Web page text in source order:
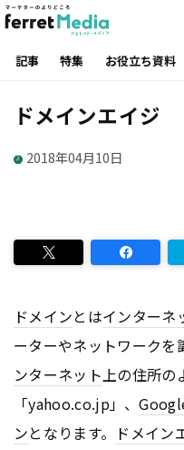
記事 特集 お役立ち資料
ドメインエイジ
2018年04月10日
ドメインとはインターネ
ーターやネットワークを
ンターネット上の住所の
「yahoo.co.jp」、
ンとなります。 ドメイン